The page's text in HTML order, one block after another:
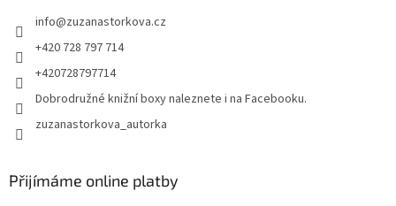
info@zuzanastorkova.cz
+420 728 797 714
+420728797714
Dobrodružné knižní boxy naleznete i na Facebooku.
zuzanastorkova_autorka
Přijímáme online platby